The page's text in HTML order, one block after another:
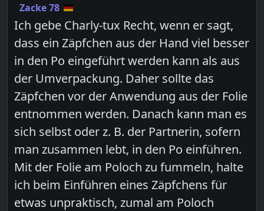
Zacke 78
Ich gebe Charly-tux Recht, wenn er sagt,
dass ein Zäpfchen aus der Hand viel besser
in den Po eingeführt werden kann als aus
der Umverpackung. Daher sollte das
Zäpfchen vor der Anwendung aus der Folie
entnommen werden. Danach kann man es
sich selbst oder z. B. der Partnerin, sofern
man zusammen lebt, in den Po einführen.
Mit der Folie am Poloch zu fummeln, halte
ich beim Einführen eines Zäpfchens für
etwas unpraktisch, zumal am Poloch